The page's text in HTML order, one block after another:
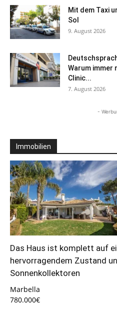
Mit dem Taxi
Sol
9. August 2026
Warum immer
Clinic...
7. August 2026
-
Immobilien
Das Haus ist komplett auf
hervorragendem Zustand
Sonnenkollektoren
Marbella
780.000€